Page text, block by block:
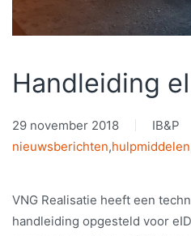
Handleiding
29 november 2018
IB&P
nieuwsberichten,hulpmiddelen
VNG Realisatie heeft een
handleiding opgesteld voor